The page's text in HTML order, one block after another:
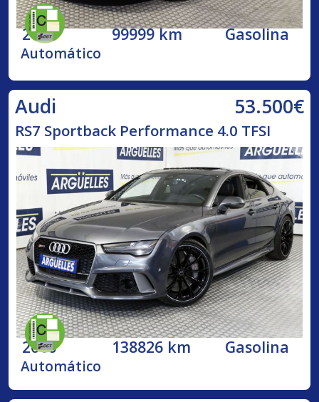
2009 99999 km Gasolina
Automático
Audi 53.500€
RS7 Sportback Performance 4.0 TFSI
2016 138826 km Gasolina
Automático